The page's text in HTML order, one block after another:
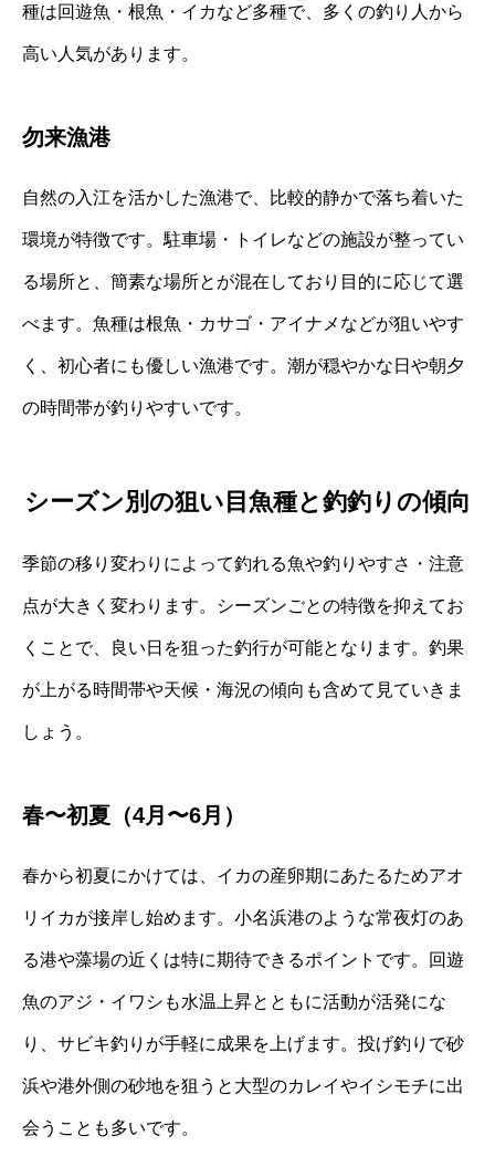
種は回遊魚・根魚・イカなど多種で、多くの釣り人から
高い人気があります。
勿来漁港
自然の入江を活かした漁港で、比較的静かで落ち着いた
環境が特徴です。駐車場・トイレなどの施設が整ってい
る場所と、簡素な場所とが混在しており目的に応じて選
べます。魚種は根魚・カサゴ・アイナメなどが狙いやす
く、初心者にも優しい漁港です。潮が穏やかな日や朝夕
の時間帯が釣りやすいです。
シーズン別の狙い目魚種と釣釣りの傾向
季節の移り変わりによって釣れる魚や釣りやすさ・注意
点が大きく変わります。シーズンごとの特徴を抑えてお
くことで、良い日を狙った釣行が可能となります。釣果
が上がる時間帯や天候・海況の傾向も含めて見ていきま
しょう。
春〜初夏（4月〜6月）
春から初夏にかけては、イカの産卵期にあたるためアオ
リイカが接岸し始めます。小名浜港のような常夜灯のあ
る港や藻場の近くは特に期待できるポイントです。回遊
魚のアジ・イワシも水温上昇とともに活動が活発にな
り、サビキ釣りが手軽に成果を上げます。投げ釣りで砂
浜や港外側の砂地を狙うと大型のカレイやイシモチに出
会うことも多いです。